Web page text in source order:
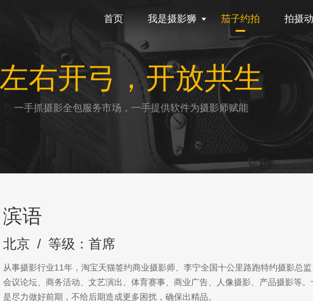
首页 我是摄影狮 茄子约拍 拍摄
左右开弓，开放共生
一手抓摄影全包服务市场，一手提供软件为摄影师赋能
滨语
北京 / 等级：首席
从事摄影行业11年，淘宝天猫签约商业摄影师、李宁全国十公里路跑特约摄影总
会议论坛、商务活动、文艺演出、体育赛事、商业广告、人像摄影、产品摄影等
是尽力做好前期，不给后期造成更多困扰，确保出精品。